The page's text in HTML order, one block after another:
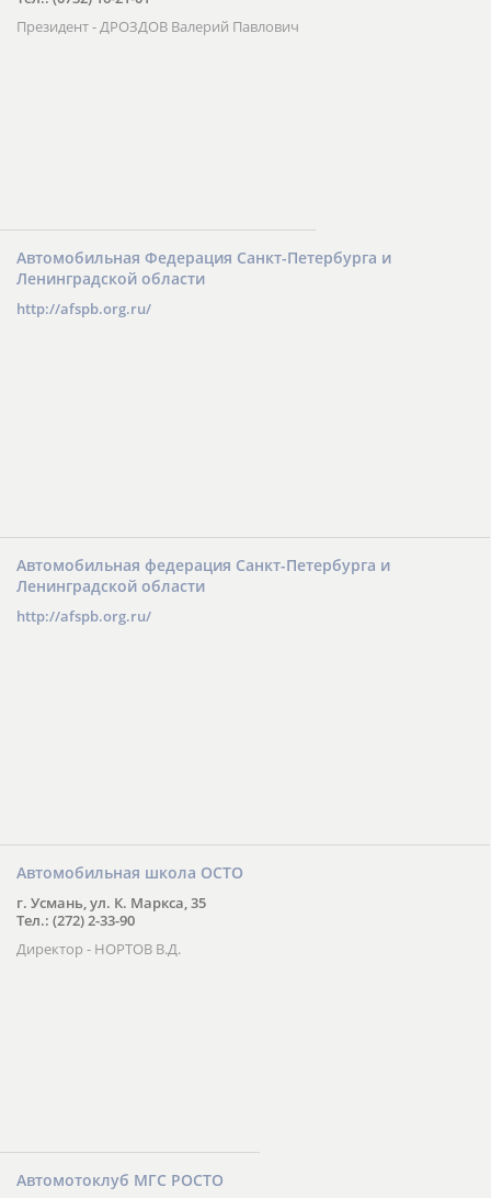
Президент - ДРОЗДОВ Валерий Павлович
Автомобильная Федерация Санкт-Петербурга и
Ленинградской области
http://afspb.org.ru/
Автомобильная федерация Санкт-Петербурга и
Ленинградской области
http://afspb.org.ru/
Автомобильная школа ОСТО
г. Усмань, ул. К. Маркса, 35
Тел.: (272) 2-33-90
Директор - НОРТОВ В.Д.
Автомотоклуб МГС РОСТО